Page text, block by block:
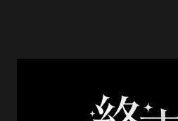
influências da música tradicional de